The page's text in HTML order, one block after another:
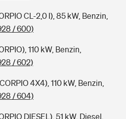
CL-2,0 I), 85 kW, Benzin,
/ 600)
110 kW, Benzin,
/ 602)
4X4), 110 kW, Benzin,
/ 604)
DIESEL), 51 kW, Diesel,